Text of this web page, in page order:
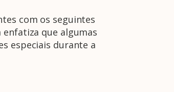
com os seguintes
enfatiza que algumas
especiais durante a